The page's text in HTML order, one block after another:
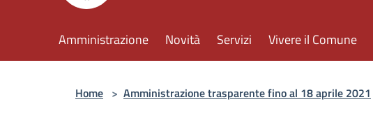
Amministrazione Novità Servizi Vivere il Comune
Home > Amministrazione trasparente fino al 18 aprile 2021